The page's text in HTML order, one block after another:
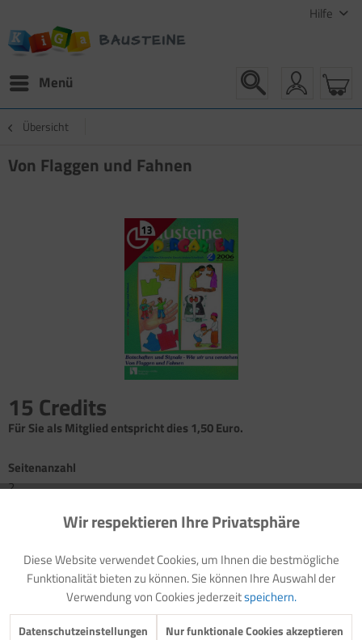
Hilfe
Menü
Übersicht
Von Flaggen und Fahnen
15 Credits
Für Sie als Mitglied entspricht dies 1,50 Euro.
Seitenanzahl
2
Information: Nationalflagge und Fahnengruß (mit Poster)
Buchtipp
Bastel- und Gestaltungsanregung: Fahnen selbst herstellen
Fingerspiel: Flaggen im Wind
Informationen: Flaggen in der Schifffahrt/Flaggen zur Zeit der
Piraterie
Funktionale Aktiv
Marketing Inaktiv
Tracking Inaktiv
Wir respektieren Ihre Privatsphäre
Diese Website verwendet Cookies, um Ihnen die bestmögliche
Funktionalität bieten zu können. Sie können Ihre Auswahl der
Verwendung von Cookies jederzeitspeichern.
Datenschutzeinstellungen Nur funktionale Cookies akzeptieren